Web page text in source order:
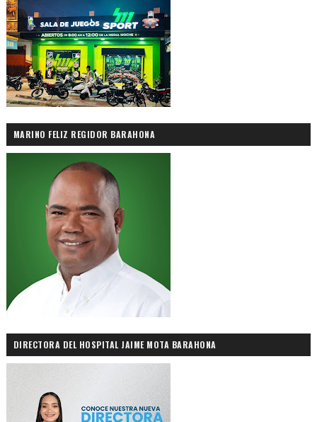
MARINO FELIZ REGIDOR BARAHONA
DIRECTORA DEL HOSPITAL JAIME MOTA BARAHONA